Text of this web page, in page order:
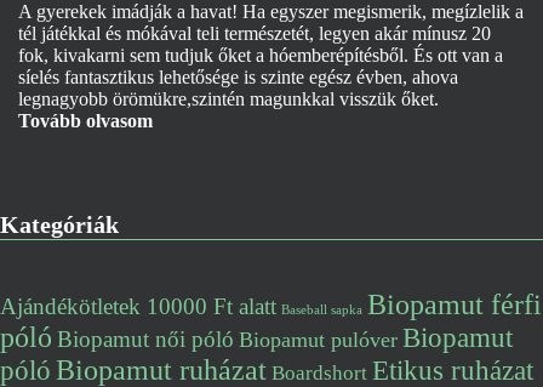
A gyerekek imádják a havat! Ha egyszer megismerik, megízlelik a
tél játékkal és mókával teli természetét, legyen akár mínusz 20
fok, kivakarni sem tudjuk őket a hóemberépítésből. És ott van a
síelés fantasztikus lehetősége is szinte egész évben, ahova
legnagyobb örömükre,szintén magunkkal visszük őket.
Tovább olvasom
Kategóriák
Ajándékötletek 10000 Ft alatt Baseball sapka Biopamut férfi
póló Biopamut női póló Biopamut pulóver Biopamut
pólóBiopamut ruházat Boardshort Etikus ruházat